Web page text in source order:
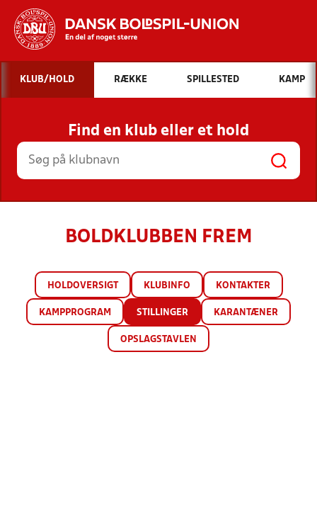
Hvad vil du søge efter?
INDHOLD OG NYHEDER
STILLINGER, RESULTATER, KLUBBER OG
HOLD
KLUB/HOLD RÆKKE SPILLESTED KAMP
Find en klub eller et hold
BOLDKLUBBEN FREM
HOLDOVERSIGT KLUBINFO KONTAKTER
KAMPPROGRAM STILLINGER KARANTÆNER
OPSLAGSTAVLEN